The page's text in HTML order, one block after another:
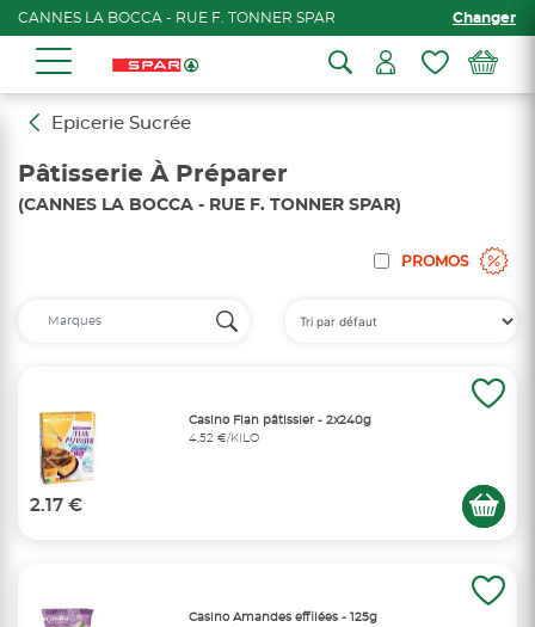
CANNES LA BOCCA - RUE F. TONNER SPAR Changer
Epicerie Sucrée
Pâtisserie À Préparer
(CANNES LA BOCCA - RUE F. TONNER SPAR)
PROMOS
Casino Flan pâtissier - 2x240g
4,52 €/KILO
2.17 €
Casino Amandes effilées - 125g